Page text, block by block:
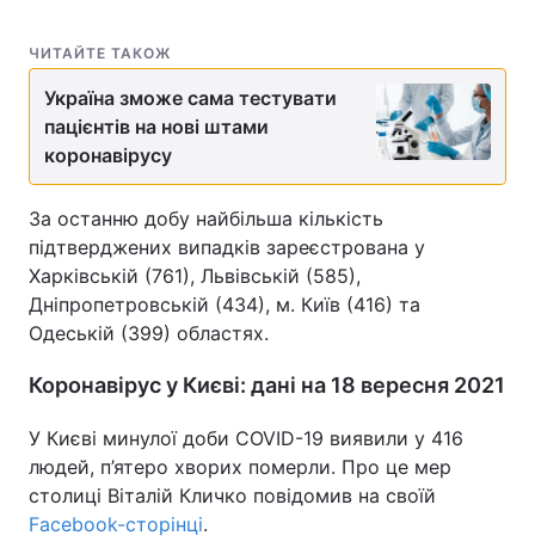
ЧИТАЙТЕ ТАКОЖ
Україна зможе сама тестувати
пацієнтів на нові штами
коронавірусу
За останню добу найбільша кількість
підтверджених випадків зареєстрована у
Харківській (761), Львівській (585),
Дніпропетровській (434), м. Київ (416) та
Одеській (399) областях.
Коронавірус у Києві: дані на 18 вересня 2021
У Києві минулої доби COVID-19 виявили у 416
людей, п’ятеро хворих померли. Про це мер
столиці Віталій Кличко повідомив на своїй
Facebook-сторінці.